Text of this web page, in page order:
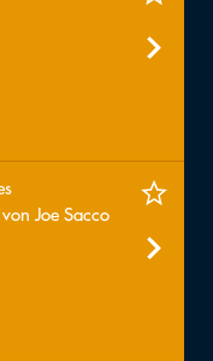
Joe Sacco